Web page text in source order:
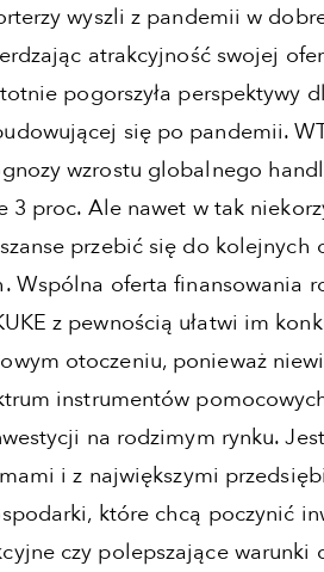
wyszli z pandemii w
atrakcyjność swojej
pogorszyła perspektywy
się po pandemii.
wzrostu globalnego
3 proc. Ale nawet w tak
przebić się do kolejnych
Wspólna oferta finansowania
z pewnością ułatwi im
otoczeniu, ponieważ
instrumentów
na rodzimym rynku.
i z największymi
które chcą poczynić
czy polepszające warunki